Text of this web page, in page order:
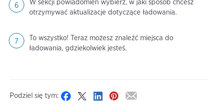
W sekcji powiadomień wybierz, w jaki sposób chcesz
otrzymywać aktualizacje dotyczące ładowania.
To wszystko! Teraz możesz znaleźć miejsca do
ładowania, gdziekolwiek jesteś.
Podziel się tym: